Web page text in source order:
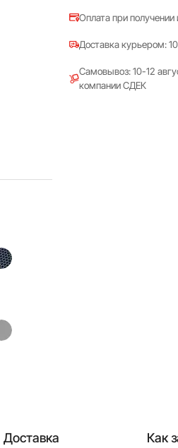
Оплата при получении
Доставка курьером:
Самовывоз: 10-12
компании СДЕК
Доставка Как